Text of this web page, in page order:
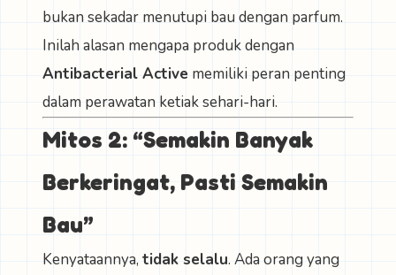
bukan sekadar menutupi bau dengan parfum.
Inilah alasan mengapa produk dengan
Antibacterial Active memiliki peran penting
dalam perawatan ketiak sehari-hari.
Mitos 2: “Semakin Banyak
Berkeringat, Pasti Semakin
Bau”
Kenyataannya, tidak selalu. Ada orang yang